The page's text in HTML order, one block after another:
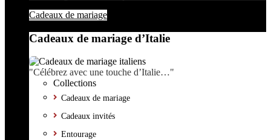
Cadeaux de mariage
Cadeaux de mariage d’Italie
"Célébrez avec une touche d’Italie…"
Collections
Cadeaux de mariage
Cadeaux invités
Entourage